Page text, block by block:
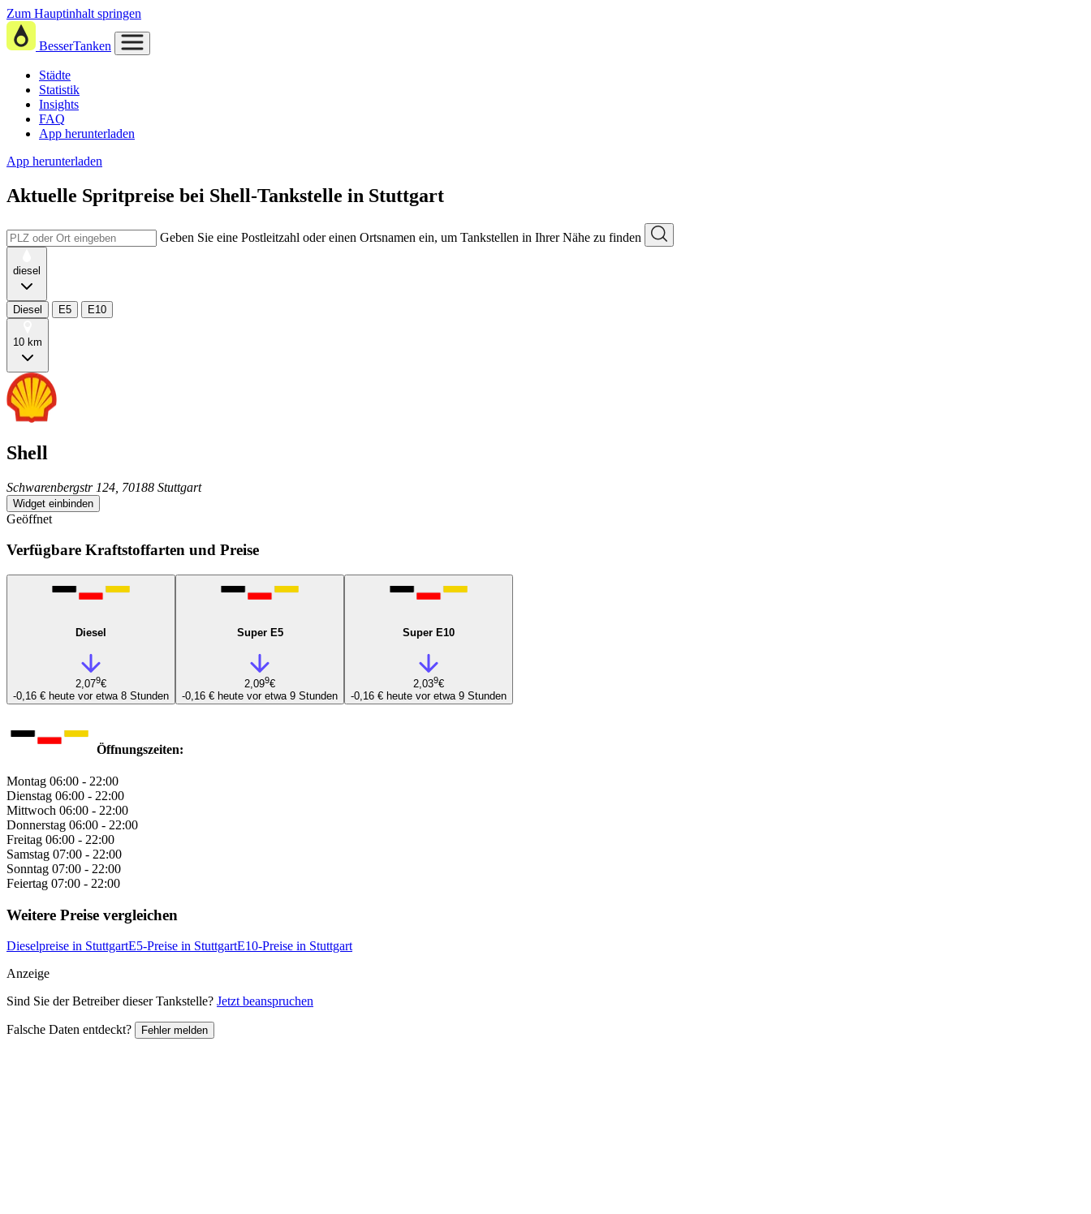
Zum Hauptinhalt springen
BesserTanken
Städte
Statistik
Insights
FAQ
App herunterladen
App herunterladen
Aktuelle Spritpreise bei Shell-Tankstelle in Stuttgart
Geben Sie eine Postleitzahl oder einen Ortsnamen ein, um Tankstellen in Ihrer Nähe zu finden
diesel
Diesel E5 E10
10 km
Shell
Schwarenbergstr 124, 70188 Stuttgart
Widget einbinden
Geöffnet
Verfügbare Kraftstoffarten und Preise
Diesel
2,079€
-0,16 € heute vor etwa 8 Stunden
Super E5
2,099€
-0,16 € heute vor etwa 9 Stunden
Super E10
2,039€
-0,16 € heute vor etwa 9 Stunden
Öffnungszeiten:
Montag 06:00 - 22:00
Dienstag 06:00 - 22:00
Mittwoch 06:00 - 22:00
Donnerstag 06:00 - 22:00
Freitag 06:00 - 22:00
Samstag 07:00 - 22:00
Sonntag 07:00 - 22:00
Feiertag 07:00 - 22:00
Weitere Preise vergleichen
Dieselpreise in StuttgartE5-Preise in StuttgartE10-Preise in Stuttgart
Anzeige
Sind Sie der Betreiber dieser Tankstelle? Jetzt beanspruchen
Falsche Daten entdeckt? Fehler melden